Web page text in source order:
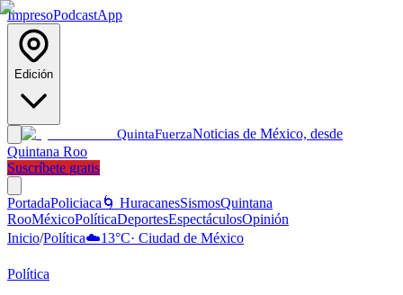
ImpresoPodcastApp
Edición
QuintaFuerzaNoticias de México, desde
Quintana Roo
Suscríbete gratis
PortadaPoliciaca 🌀 HuracanesSismosQuintana
RooMéxicoPolíticaDeportesEspectáculosOpinión
Inicio/Política☁️13°C· Ciudad de México
Política